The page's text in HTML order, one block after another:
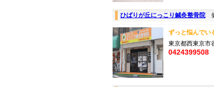
ひばりが丘にっこり鍼灸整骨院
ずっと悩んでい
東京都西東京市
0424399508